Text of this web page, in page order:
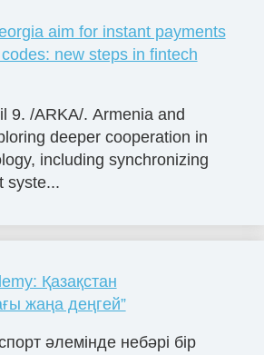
aim for instant payments
new steps in fintech
9. /ARKA/. Armenia and
deeper cooperation in
including synchronizing
syste...
Қазақстан
жаңа деңгей”
әлемінде небәрі бір